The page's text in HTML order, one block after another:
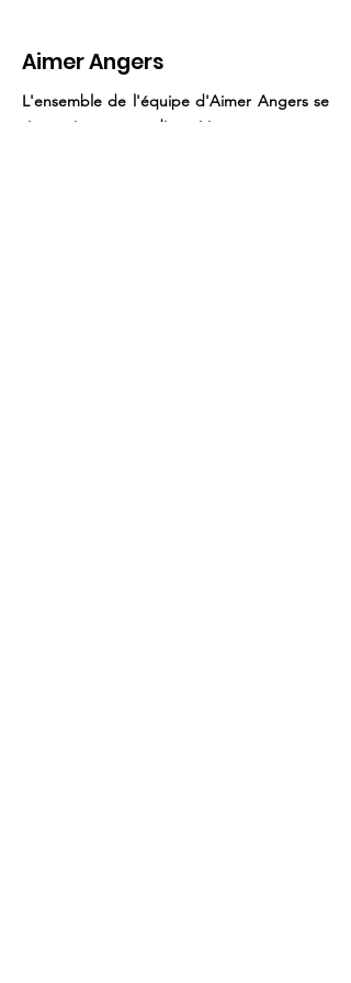
plein pour les
Angevin.e.s
Aimer Angers
L'ensemble de l'équipe d'Aimer Angers se
tient à votre disposition pour vous